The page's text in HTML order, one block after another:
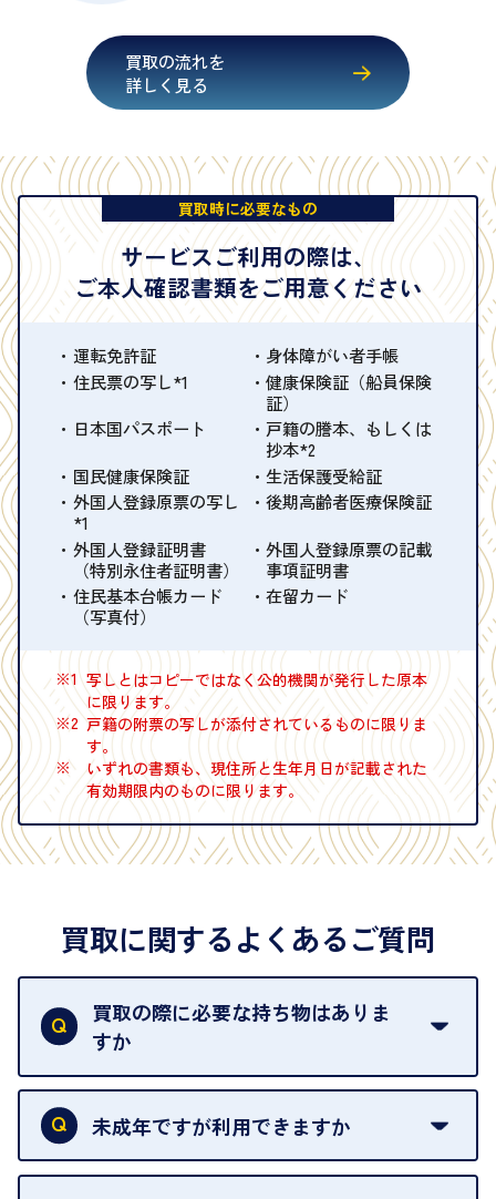
買取の流れを
詳しく見る
買取時に必要なもの
サービスご利用の際は、
ご本人確認書類をご用意ください
運転免許証
身体障がい者手帳
住民票の写し*1
健康保険証（船員保険
証）
日本国パスポート
戸籍の謄本、もしくは
抄本*2
国民健康保険証
生活保護受給証
外国人登録原票の写し
*1
後期高齢者医療保険証
外国人登録証明書
（特別永住者証明書）
外国人登録原票の記載
事項証明書
住民基本台帳カード
（写真付）
在留カード
※1 写しとはコピーではなく公的機関が発行した原本
に限ります。
※2 戸籍の附票の写しが添付されているものに限りま
す。
※
いずれの書類も、現住所と生年月日が記載された
有効期限内のものに限ります。
買取に関するよくあるご質問
買取の際に必要な持ち物はありま
すか
本人確認書類をご用意ください。ご利用になれる書
類はこちらをご確認ください。
未成年ですが利用できますか
18歳未満の方は、保護者の同意があってもご利用い